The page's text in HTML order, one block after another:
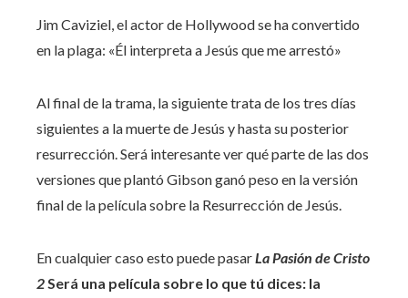
Jim Caviziel, el actor de Hollywood se ha convertido
en la plaga: «Él interpreta a Jesús que me arrestó»
Al final de la trama, la siguiente trata de los tres días
siguientes a la muerte de Jesús y hasta su posterior
resurrección. Será interesante ver qué parte de las dos
versiones que plantó Gibson ganó peso en la versión
final de la película sobre la Resurrección de Jesús.
En cualquier caso esto puede pasarLa Pasión de Cristo
2 Será una película sobre lo que tú dices: la